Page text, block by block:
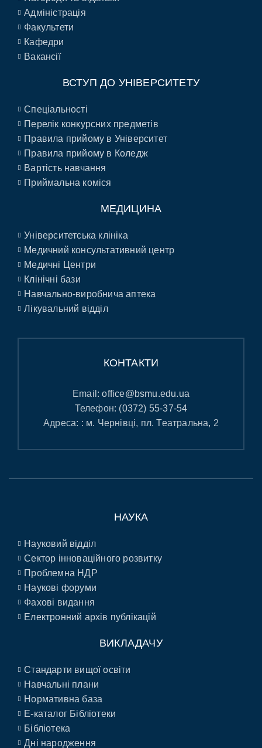
Адміністрація
Факультети
Кафедри
Вакансії
ВСТУП ДО УНІВЕРСИТЕТУ
Спеціальності
Перелік конкурсних предметів
Правила прийому в Університет
Правила прийому в Коледж
Вартість навчання
Приймальна коміся
МЕДИЦИНА
Університетська клініка
Медичний консультативний центр
Медичні Центри
Клінічні бази
Навчально-виробнича аптека
Лікувальний відділ
КОНТАКТИ
Email:office@bsmu.edu.ua
Телефон: (0372) 55-37-54
Адреса: : м. Чернівці, пл. Театральна, 2
НАУКА
Науковий відділ
Сектор інноваційного розвитку
Проблемна НДР
Наукові форуми
Фахові видання
Електронний архів публікацій
ВИКЛАДАЧУ
Стандарти вищої освіти
Навчальні плани
Нормативна база
E-каталог Бібліотеки
Бібліотека
Дні народження